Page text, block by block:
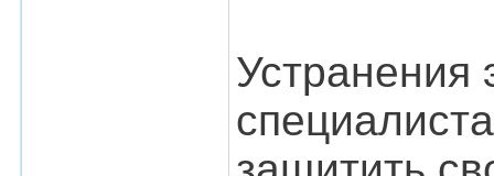
Устранения